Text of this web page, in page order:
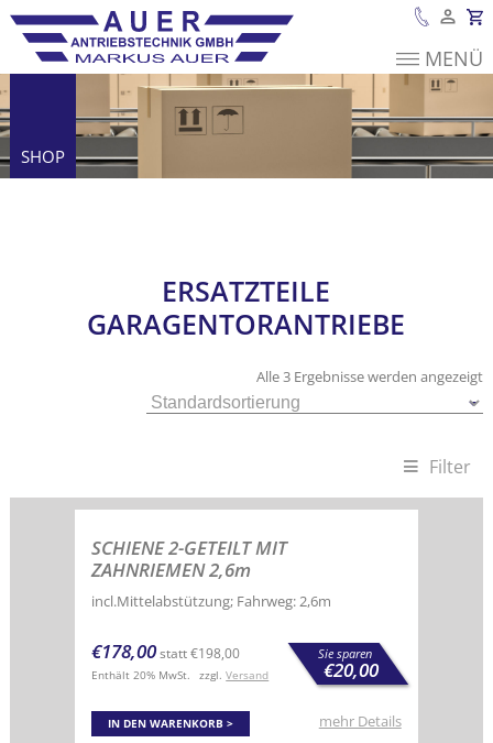
Es befinden sich
keine Produkte im
Warenkorb.
MENÜ
SHOP
ERSATZTEILE
GARAGENTORANTRIEBE
Alle 3 Ergebnisse werden angezeigt
Filter
SCHIENE 2-GETEILT MIT
ZAHNRIEMEN 2,6m
incl.Mittelabstützung; Fahrweg: 2,6m
€178,00statt€198,00
Enthält 20% MwSt. zzgl.Versand
Sie sparen
€20,00
IN DEN WARENKORB mehr Details